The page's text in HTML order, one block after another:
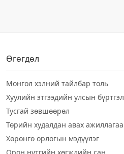
Өгөгдөл
Монгол хэлний тайлбар толь
Хуулийн этгээдийн улсын бүртгэл
Тусгай зөвшөөрөл
Төрийн худалдан авах ажиллагаа
Хөрөнгө орлогын мэдүүлэг